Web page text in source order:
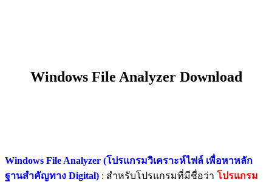
Windows File Analyzer Download
Windows File Analyzer (โปรแกรมวิเคราะห์ไฟล์ เพื่อหาหลัก
ฐานสำคัญทาง Digital) : สำหรับโปรแกรมที่มีชื่อว่า โปรแกรม